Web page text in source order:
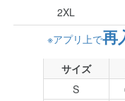
2XL
※アプリ上で再
サイズ
S